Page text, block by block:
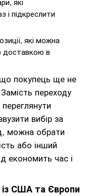
і підкреслити
які можна
доставкою в
покупець ще не
переходу
вибір за
можна обрати
або інший
економить час і
із США та Європи